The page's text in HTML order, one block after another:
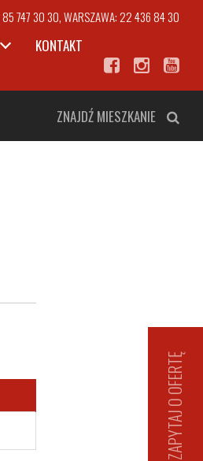
85 747 30 30, WARSZAWA: 22 436 84 30
KONTAKT
ZNAJDŹ MIESZKANIE
ZAPYTAJ O OFERTĘ